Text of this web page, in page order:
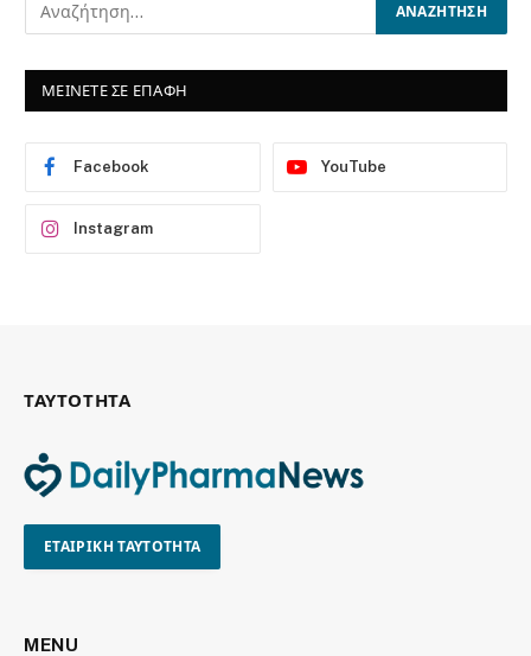
ΜΕΙΝΕΤΕ ΣΕ ΕΠΑΦΗ
Facebook YouTube
Instagram
ΤΑΥΤΟΤΗΤΑ
ΕΤΑΙΡΙΚΗ ΤΑΥΤΟΤΗΤΑ
MENU